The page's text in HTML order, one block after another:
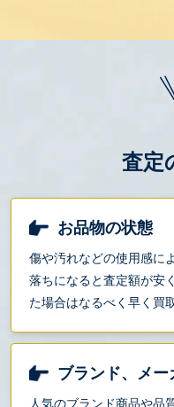
査定
お品物の状態
傷や汚れなどの使用感に
落ちになると査定額が安
た場合はなるべく早く買
ブランド、メー
人気のブランド商品や品